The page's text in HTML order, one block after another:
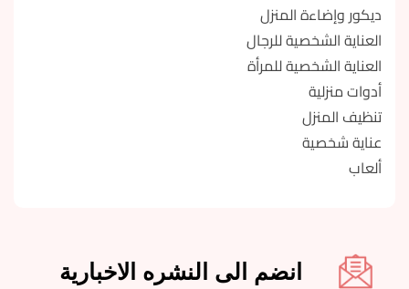
ديكور وإضاءة المنزل
العناية الشخصية للرجال
العناية الشخصية للمرأة
أدوات منزلية
تنظيف المنزل
عناية شخصية
ألعاب
انضم الى النشره الاخبارية